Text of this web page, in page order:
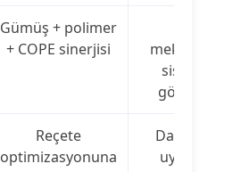
Gümüş + polimer
+ COPE sinerjisi
sistemler
görülebilir
Reçete
optimizasyonuna
Daha sınırlı
uygulama